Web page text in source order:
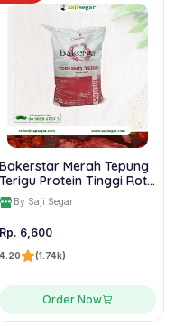
Bakerstar Merah Tepung
Terigu Protein Tinggi Roti
High Wheat Flour - 500
GramBy Saji Segar
Rp. 6,600
4.20 (1.74k)
Order Now